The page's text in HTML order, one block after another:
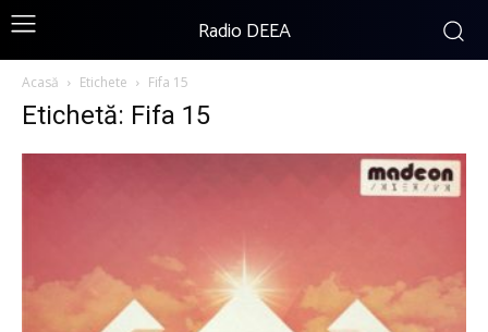
Radio DEEA
Acasă Etichete Fifa 15
Etichetă: Fifa 15